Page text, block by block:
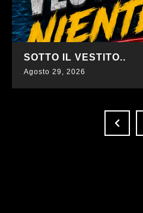
SOTTO IL VESTITO..
Agosto 29, 2026